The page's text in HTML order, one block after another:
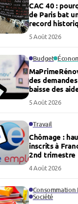
CAC 40 :
de Paris bat
record
5 Août 2026
Budget
des
baisse des
5 Août 2026
Travail
Chômage :
inscrits à
2nd trimestre
4 Août 2026
Consommation
Société